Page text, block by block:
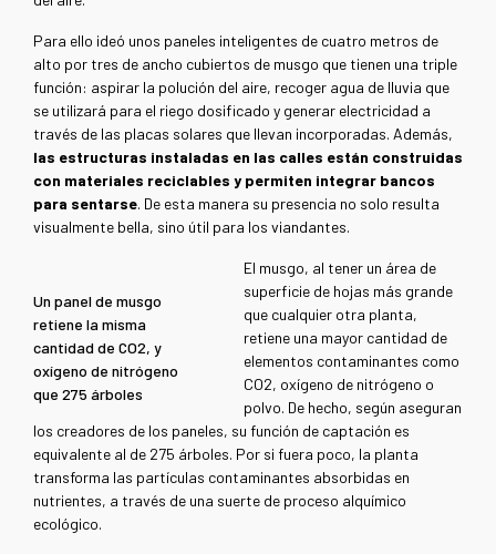
Para ello ideó unos paneles inteligentes de cuatro metros de
alto por tres de ancho cubiertos de musgo que tienen una triple
función: aspirar la polución del aire, recoger agua de lluvia que
se utilizará para el riego dosificado y generar electricidad a
través de las placas solares que llevan incorporadas. Además,
las estructuras instaladas en las calles están construidas
con materiales reciclables y permiten integrar bancos
para sentarse. De esta manera su presencia no solo resulta
visualmente bella, sino útil para los viandantes.
Un panel de musgo
retiene la misma
cantidad de CO2, y
oxígeno de nitrógeno
que 275 árboles
El musgo, al tener un área de
superficie de hojas más grande
que cualquier otra planta,
retiene una mayor cantidad de
elementos contaminantes como
CO2, oxígeno de nitrógeno o
polvo. De hecho, según aseguran
los creadores de los paneles, su función de captación es
equivalente al de 275 árboles. Por si fuera poco, la planta
transforma las partículas contaminantes absorbidas en
nutrientes, a través de una suerte de proceso alquímico
ecológico.